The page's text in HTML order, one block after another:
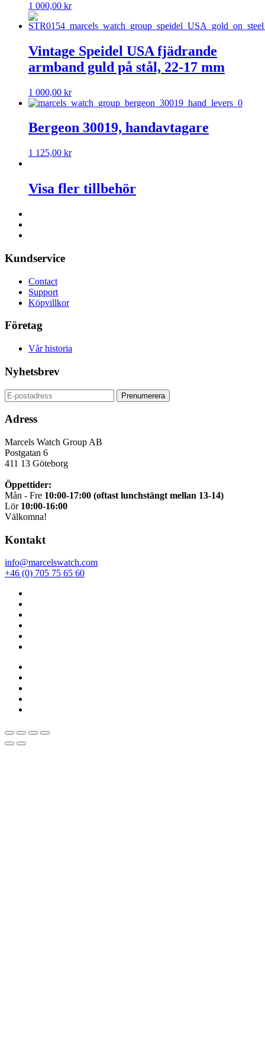
1 000,00 kr
Vintage Speidel USA fjädrande
armband guld på stål, 22-17 mm
1 000,00 kr
Bergeon 30019, handavtagare
1 125,00 kr
Visa fler tillbehör
Kundservice
Contact
Support
Köpvillkor
Företag
Vår historia
Nyhetsbrev
Adress
Marcels Watch Group AB
Postgatan 6
411 13 Göteborg
Öppettider:
Mån - Fre 10:00-17:00 (oftast lunchstängt mellan 13-14)
Lör 10:00-16:00
Välkomna!
Kontakt
info@marcelswatch.com
+46 (0) 705 75 65 60